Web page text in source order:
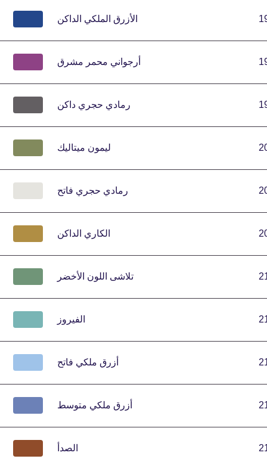
الأزرق الملكي الداكن
أرجواني محمر مشرق
رمادي حجري داكن
ليمون ميتاليك
رمادي حجري فاتح
الكاري الداكن
تلاشى اللون الأخضر
الفيروز
أزرق ملكي فاتح
أزرق ملكي متوسط
الصدأ